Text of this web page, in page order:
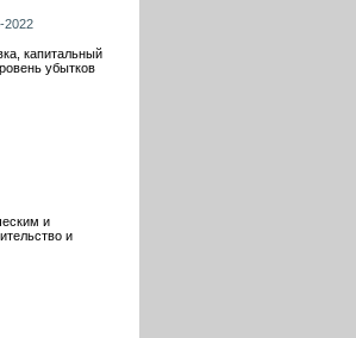
2022
капитальный
убытков
и
и